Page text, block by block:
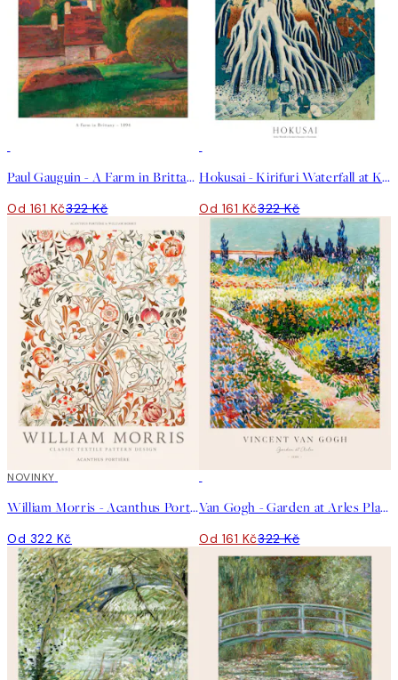
Paul Gauguin - A Farm in Brittany Plakát
Od 161 Kč322 Kč
Hokusai - Kirifuri Waterfall at Kurokami Mountain in Shimotsuke Plakát
Od 161 Kč322 Kč
NOVINKY
William Morris - Acanthus Portière Plakát
Od 322 Kč
Van Gogh - Garden at Arles Plakát
Od 161 Kč322 Kč